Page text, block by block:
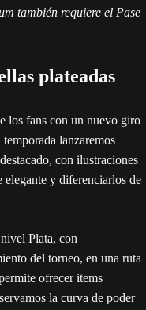
también requiere el Pase
plateadas
los fans con un nuevo giro
lanzaremos
con ilustraciones
elegante y diferenciarlos de
Plata, con
del torneo, en una ruta
ofrecer items
la curva de poder